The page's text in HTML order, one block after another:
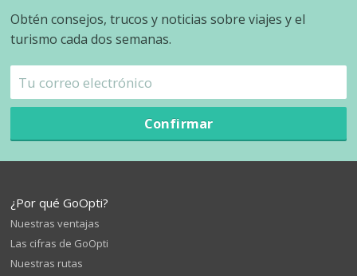
Obtén consejos, trucos y noticias sobre viajes y el
turismo cada dos semanas.
Confirmar
¿Por qué GoOpti?
Nuestras ventajas
Las cifras de GoOpti
Nuestras rutas